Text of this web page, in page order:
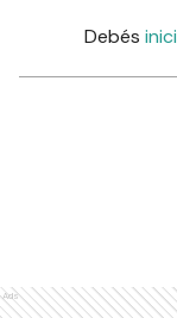
Debés
Ads